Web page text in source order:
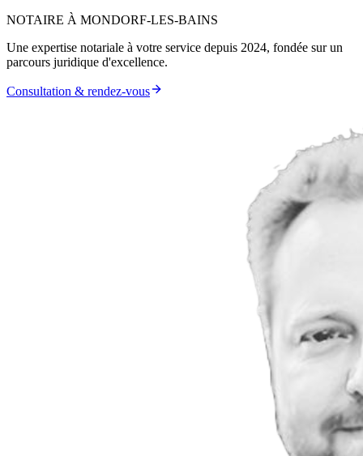
NOTAIRE À MONDORF-LES-BAINS
Une expertise notariale à votre service depuis 2024, fondée sur un
parcours juridique d'excellence.
Consultation & rendez-vous